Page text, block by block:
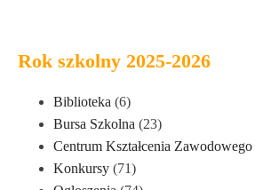
Rok szkolny 2025-2026
Biblioteka (6)
Bursa Szkolna (23)
Centrum Kształcenia Zawodowego
Konkursy (71)